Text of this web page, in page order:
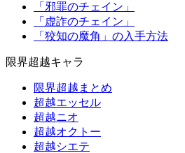
「邪罪のチェイン」
「虚詐のチェイン」
「狡知の魔角」の入手方法
限界超越キャラ
限界超越まとめ
超越エッセル
超越ニオ
超越オクトー
超越シエテ